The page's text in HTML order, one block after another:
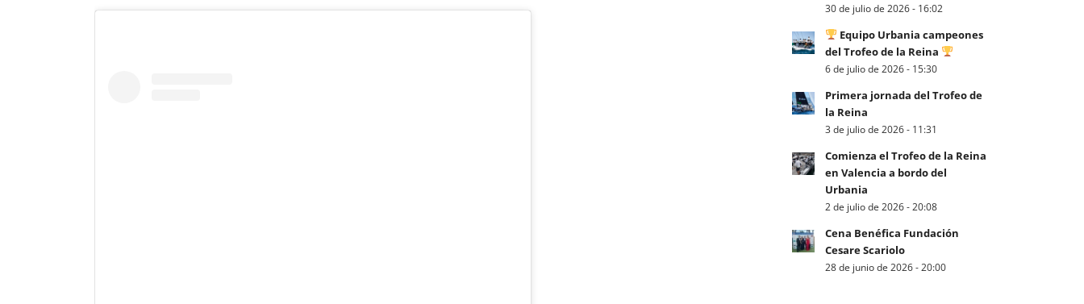
30 de julio de 2026 - 16:02
Equipo Urbania campeones
del Trofeo de la Reina
6 de julio de 2026 - 15:30
Primera jornada del Trofeo de
la Reina
3 de julio de 2026 - 11:31
Comienza el Trofeo de la Reina
en Valencia a bordo del
Urbania
2 de julio de 2026 - 20:08
Cena Benéfica Fundación
Cesare Scariolo
28 de junio de 2026 - 20:00